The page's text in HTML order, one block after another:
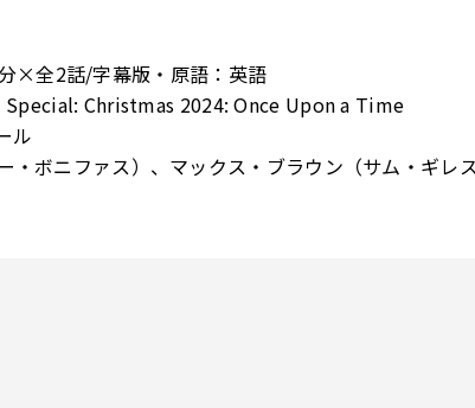
×全2話/字幕版・原語：英語
Christmas 2024: Once Upon a Time
ル
・ボニファス）、マックス・ブラウン（サム・ギレ